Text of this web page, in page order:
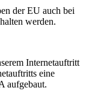
der EU auch bei
werden.
Internetauftritt
eine
aufgebaut.